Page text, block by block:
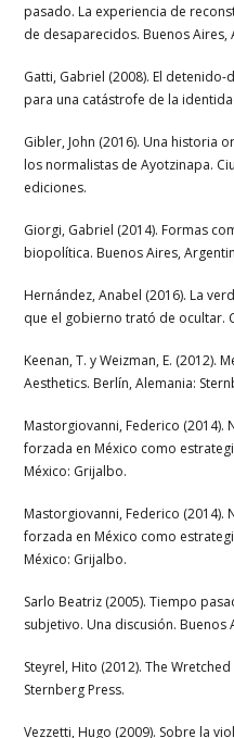
pasado. La experiencia de
de desaparecidos. Buenos Aires,
Gatti, Gabriel (2008). El
para una catástrofe de la
Gibler, John (2016). Una historia
los normalistas de Ayotzinapa.
ediciones.
Giorgi, Gabriel (2014). Formas
biopolítica. Buenos Aires,
Hernández, Anabel (2016). La
que el gobierno trató de ocultar.
Keenan, T. y Weizman, E. (2012).
Aesthetics. Berlín, Alemania:
Mastorgiovanni, Federico (2014).
forzada en México como
México: Grijalbo.
Mastorgiovanni, Federico (2014).
forzada en México como
México: Grijalbo.
Sarlo Beatriz (2005). Tiempo
subjetivo. Una discusión. Buenos
Steyrel, Hito (2012). The
Sternberg Press.
Vezzetti, Hugo (2009). Sobre la